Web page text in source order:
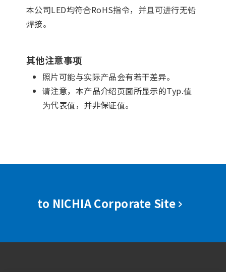
本公司LED均符合RoHS指令，并且可进行无铅
焊接。
其他注意事项
照片可能与实际产品会有若干差异。
请注意，本产品介绍页面所显示的Typ.值
为代表值，并非保证值。
to NICHIA Corporate Site